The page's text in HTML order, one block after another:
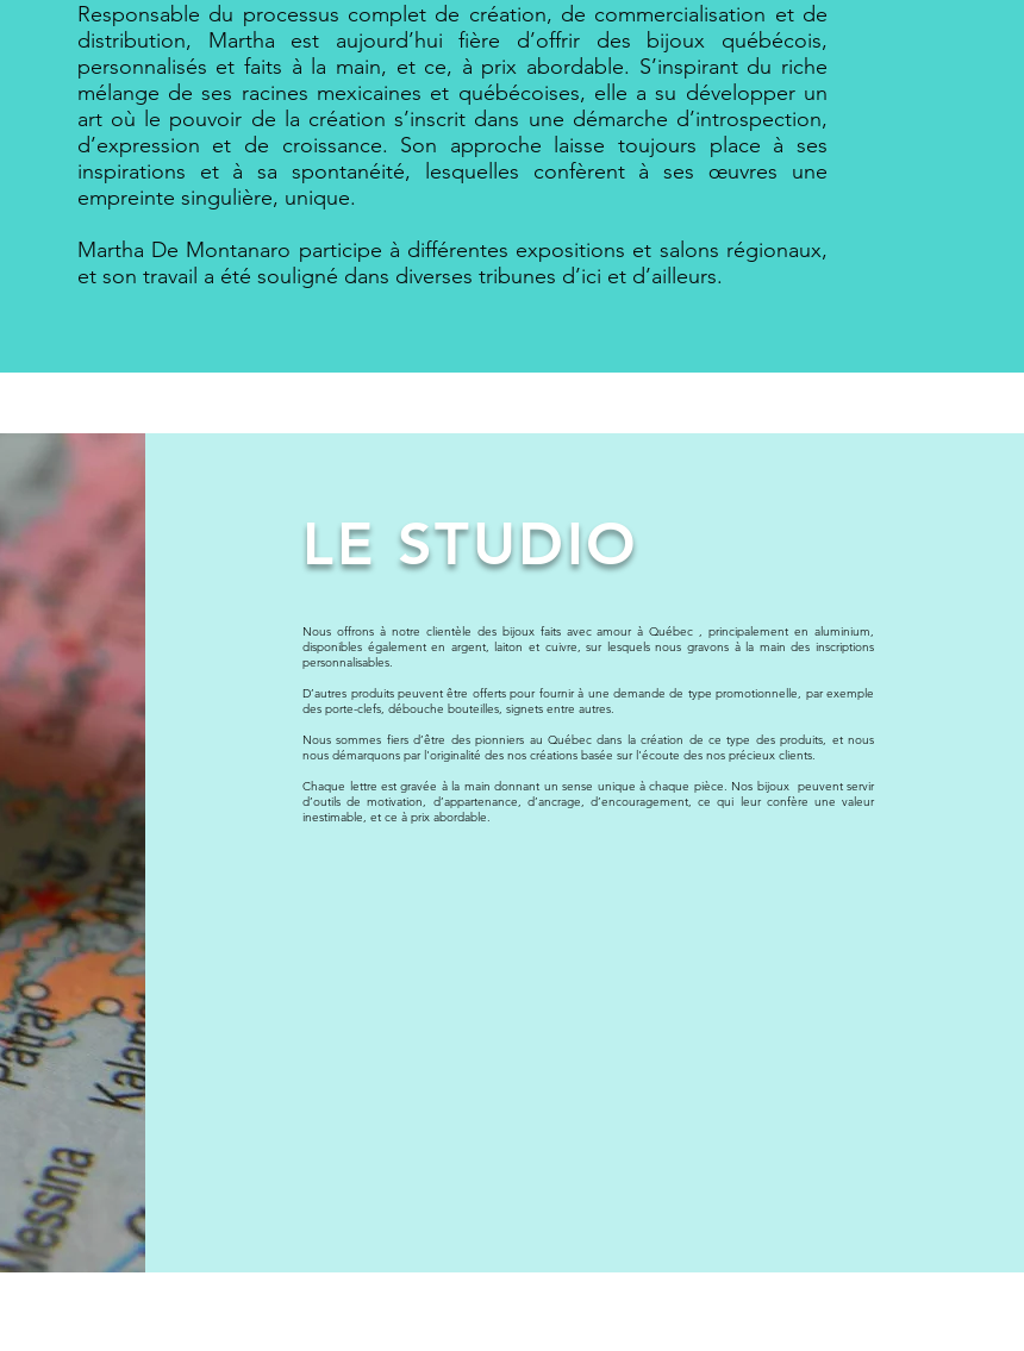
Responsable du processus complet de création, de commercialisation et de
distribution, Martha est aujourd’hui fière d’offrir des bijoux québécois,
personnalisés et faits à la main, et ce, à prix abordable. S’inspirant du riche
mélange de ses racines mexicaines et québécoises, elle a su développer un
art où le pouvoir de la création s’inscrit dans une démarche d’introspection,
d’expression et de croissance. Son approche laisse toujours place à ses
inspirations et à sa spontanéité, lesquelles confèrent à ses œuvres une
empreinte singulière, unique.
Martha De Montanaro participe à différentes expositions et salons régionaux,
et son travail a été souligné dans diverses tribunes d’ici et d’ailleurs.
LE STUDIO
Nous offrons à notre clientèle des bijoux faits avec amour à Québec , principalement en aluminium,
disponibles également en argent, laiton et cuivre, sur lesquels nous gravons à la main des inscriptions
personnalisables.
D’autres produits peuvent être offerts pour fournir à une demande de type promotionnelle, par exemple
des porte-clefs, débouche bouteilles, signets entre autres.
Nous sommes fiers d’être des pionniers au Québec dans la création de ce type des produits, et nous
nous démarquons par l'originalité des nos créations basée sur l'écoute des nos précieux clients.
Chaque lettre est gravée à la main donnant un sense unique à chaque pièce. Nos bijoux peuvent servir
d’outils de motivation, d’appartenance, d’ancrage, d’encouragement, ce qui leur confère une valeur
inestimable, et ce à prix abordable.